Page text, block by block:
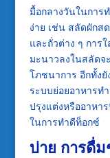
มื้อกลางวันในการ
ง่าย เช่น สลัดผักส
และถั่วต่าง ๆ การ
มะนาวลงในสลัดจ
โภชนาการ อีกทั้ง
ระบบย่อยอาหารท
ปรุงแต่งหรืออาหา
ในการทำดีท็อกซ์
บ่าย การดื่ม